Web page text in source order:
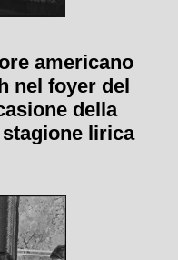
americano
nel foyer del
della
lirica
da
con la regia di